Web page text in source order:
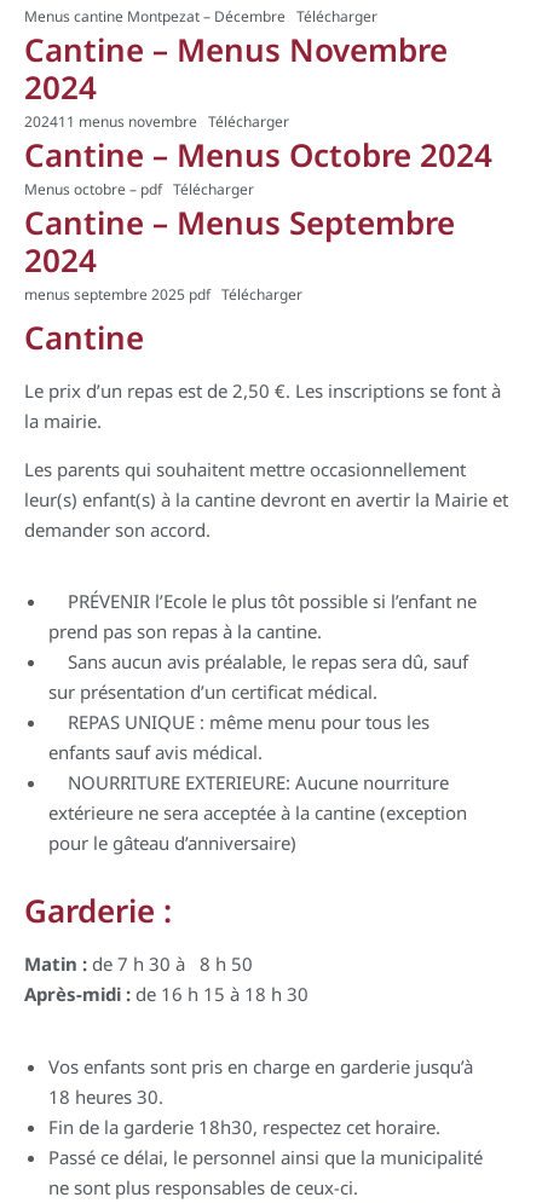
Menus cantine Montpezat – Décembre Télécharger
Cantine – Menus Novembre
2024
202411 menus novembre Télécharger
Cantine – Menus Octobre 2024
Menus octobre – pdf Télécharger
Cantine – Menus Septembre
2024
menus septembre 2025 pdf Télécharger
Cantine
Le prix d’un repas est de 2,50 €. Les inscriptions se font à
la mairie.
Les parents qui souhaitent mettre occasionnellement
leur(s) enfant(s) à la cantine devront en avertir la Mairie et
demander son accord.
PRÉVENIR l’Ecole le plus tôt possible si l’enfant ne
prend pas son repas à la cantine.
Sans aucun avis préalable, le repas sera dû, sauf
sur présentation d’un certificat médical.
REPAS UNIQUE : même menu pour tous les
enfants sauf avis médical.
NOURRITURE EXTERIEURE: Aucune nourriture
extérieure ne sera acceptée à la cantine (exception
pour le gâteau d’anniversaire)
Garderie :
Matin : de 7 h 30 à 8 h 50
Après-midi : de 16 h 15 à 18 h 30
Vos enfants sont pris en charge en garderie jusqu’à
18 heures 30.
Fin de la garderie 18h30, respectez cet horaire.
Passé ce délai, le personnel ainsi que la municipalité
ne sont plus responsables de ceux-ci.